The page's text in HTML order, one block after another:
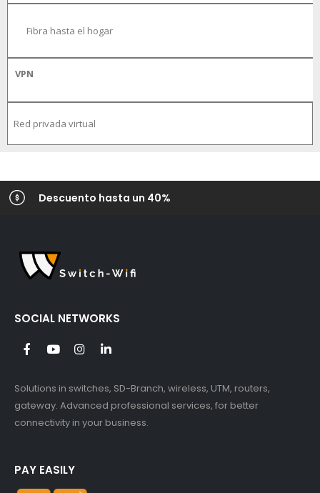
Fibra hasta el hogar
VPN
Red privada virtual
Descuento hasta un 40%
SOCIAL NETWORKS
Solutions in switches, SD-Branch, wireless, UTM, routers,
gateway. Advanced professional services, for better
connectivity in your business.
PAY EASILY